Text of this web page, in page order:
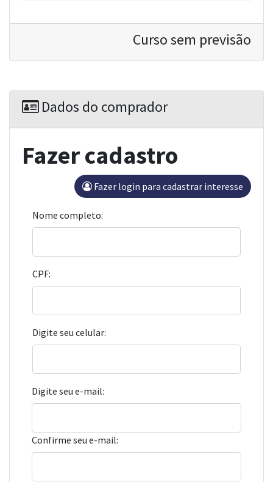
Curso sem previsão
Dados do comprador
Fazer cadastro
Fazer login para cadastrar interesse
Nome completo:
CPF:
Digite seu celular:
Digite seu e-mail:
Confirme seu e-mail: